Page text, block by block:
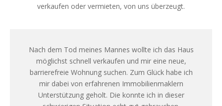
verkaufen oder vermieten, von uns überzeugt.
Nach dem Tod meines Mannes wollte ich das Haus
möglichst schnell verkaufen und mir eine neue,
barrierefreie Wohnung suchen. Zum Glück habe ich
mir dabei von erfahrenen Immobilienmaklern
Unterstützung geholt. Die konnte ich in dieser